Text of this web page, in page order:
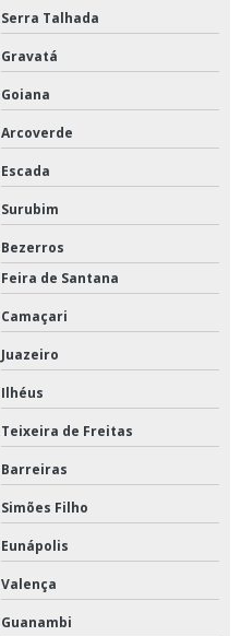
Serra Talhada
Gravatá
Goiana
Arcoverde
Escada
Surubim
Bezerros
Feira de Santana
Camaçari
Juazeiro
Ilhéus
Teixeira de Freitas
Barreiras
Simões Filho
Eunápolis
Valença
Guanambi